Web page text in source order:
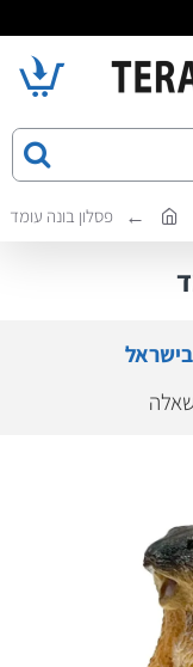
פסלון בונה עומד